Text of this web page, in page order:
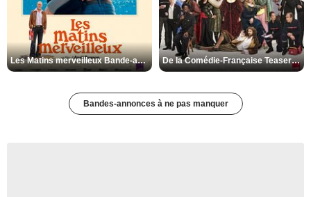
Les Matins merveilleux Bande-annonce VF De la Comédie-Française Teaser VF
Bandes-annonces à ne pas manquer